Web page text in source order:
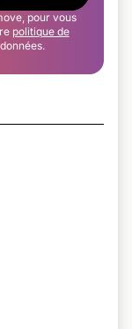
pour vous
politique de